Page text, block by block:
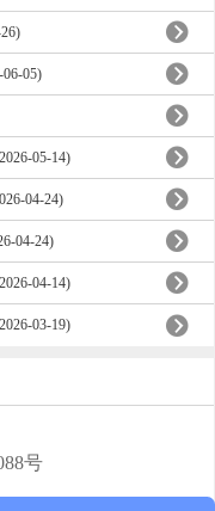
05)
05-14)
04-24)
04-24)
04-14)
03-19)
号